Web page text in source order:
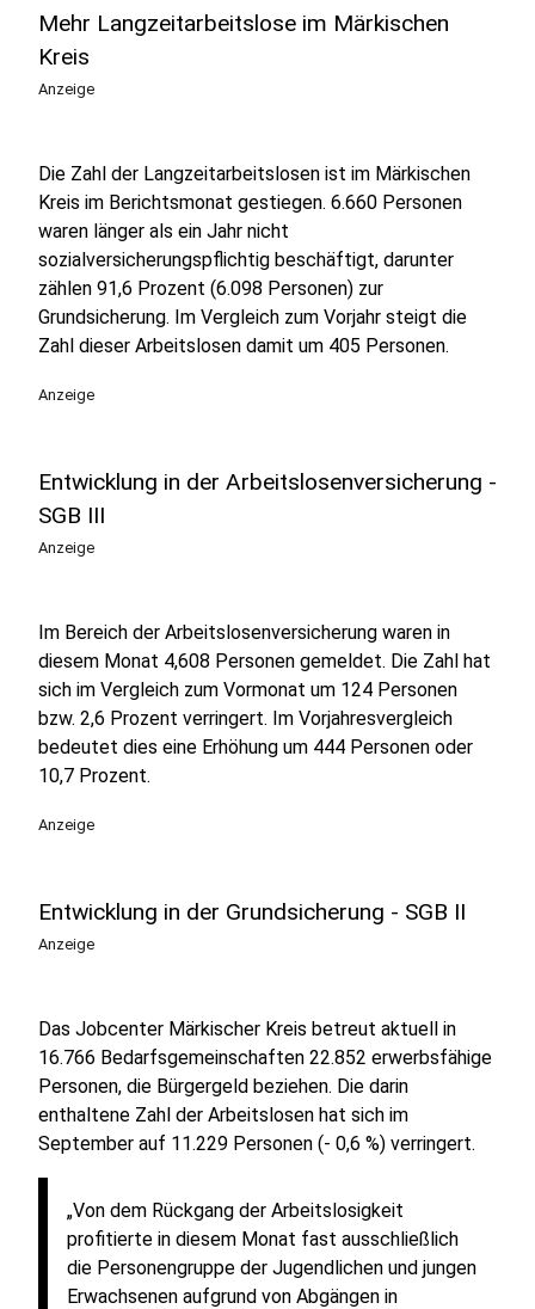
Mehr Langzeitarbeitslose im Märkischen
Kreis
Anzeige
Die Zahl der Langzeitarbeitslosen ist im Märkischen
Kreis im Berichtsmonat gestiegen. 6.660 Personen
waren länger als ein Jahr nicht
sozialversicherungspflichtig beschäftigt, darunter
zählen 91,6 Prozent (6.098 Personen) zur
Grundsicherung. Im Vergleich zum Vorjahr steigt die
Zahl dieser Arbeitslosen damit um 405 Personen.
Anzeige
Entwicklung in der Arbeitslosenversicherung -
SGB III
Anzeige
Im Bereich der Arbeitslosenversicherung waren in
diesem Monat 4,608 Personen gemeldet. Die Zahl hat
sich im Vergleich zum Vormonat um 124 Personen
bzw. 2,6 Prozent verringert. Im Vorjahresvergleich
bedeutet dies eine Erhöhung um 444 Personen oder
10,7 Prozent.
Anzeige
Entwicklung in der Grundsicherung - SGB II
Anzeige
Das Jobcenter Märkischer Kreis betreut aktuell in
16.766 Bedarfsgemeinschaften 22.852 erwerbsfähige
Personen, die Bürgergeld beziehen. Die darin
enthaltene Zahl der Arbeitslosen hat sich im
September auf 11.229 Personen (- 0,6 %) verringert.
„Von dem Rückgang der Arbeitslosigkeit
profitierte in diesem Monat fast ausschließlich
die Personengruppe der Jugendlichen und jungen
Erwachsenen aufgrund von Abgängen in